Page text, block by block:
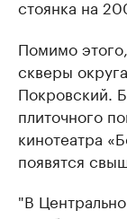
стоянка на
Помимо
скверы
Покровский.
плиточного
кинотеатра
появятся
"В